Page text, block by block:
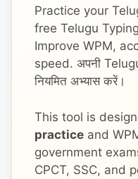
Practice your
free Telugu
Improve WPM,
speed. अपनी Telugu
नियमित अभ्यास करें।
This tool is
practice and
government
CPCT, SSC, and